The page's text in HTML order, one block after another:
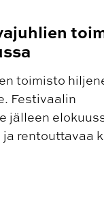
toimisto
Festivaalin
jälleen
rentouttavaa